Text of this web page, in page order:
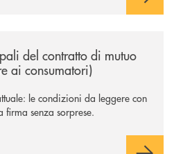
del contratto di mutuo
ai consumatori)
le condizioni da leggere con
senza sorprese.